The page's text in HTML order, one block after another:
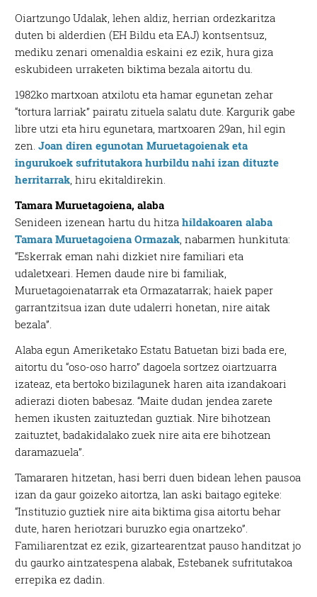
Oiartzungo Udalak, lehen aldiz, herrian ordezkaritza
duten bi alderdien (EH Bildu eta EAJ) kontsentsuz,
mediku zenari omenaldia eskaini ez ezik, hura giza
eskubideen urraketen biktima bezala aitortu du.
1982ko martxoan atxilotu eta hamar egunetan zehar
“tortura larriak” pairatu zituela salatu dute. Kargurik gabe
libre utzi eta hiru egunetara, martxoaren 29an, hil egin
zen.Joan diren egunotan Muruetagoienak eta
ingurukoek sufritutakora hurbildu nahi izan dituzte
herritarrak , hiru ekitaldirekin.
Tamara Muruetagoiena, alaba
Senideen izenean hartu du hitzahildakoaren alaba
Tamara Muruetagoiena Ormazak , nabarmen hunkituta:
“Eskerrak eman nahi dizkiet nire familiari eta
udaletxeari. Hemen daude nire bi familiak,
Muruetagoienatarrak eta Ormazatarrak; haiek paper
garrantzitsua izan dute udalerri honetan, nire aitak
bezala”.
Alaba egun Ameriketako Estatu Batuetan bizi bada ere,
aitortu du “oso-oso harro” dagoela sortzez oiartzuarra
izateaz, eta bertoko bizilagunek haren aita izandakoari
adierazi dioten babesaz. “Maite dudan jendea zarete
hemen ikusten zaituztedan guztiak. Nire bihotzean
zaituztet, badakidalako zuek nire aita ere bihotzean
daramazuela”.
Tamararen hitzetan, hasi berri duen bidean lehen pausoa
izan da gaur goizeko aitortza, lan aski baitago egiteke:
“Instituzio guztiek nire aita biktima gisa aitortu behar
dute, haren heriotzari buruzko egia onartzeko”.
Familiarentzat ez ezik, gizartearentzat pauso handitzat jo
du gaurko aintzatespena alabak, Estebanek sufritutakoa
errepika ez dadin.